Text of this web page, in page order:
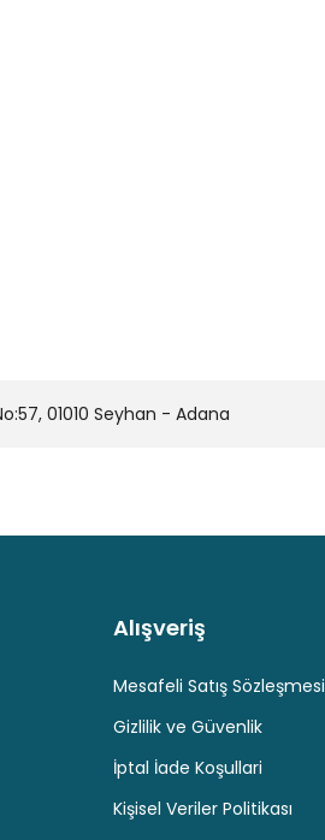
01010 Seyhan - Adana
Hediyeli Ürün Seçenekleri
Alışveriş
Mesafeli Satış Sözleşmesi
Gizlilik ve Güvenlik
İptal İade Koşullari
Kişisel Veriler Politikası